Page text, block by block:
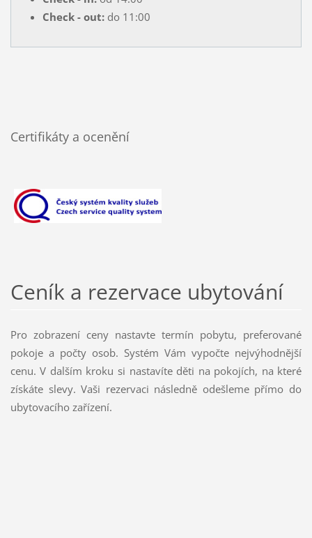
Check - out:do 11:00
Certifikáty a ocenění
Ceník a rezervace ubytování
Pro zobrazení ceny nastavte termín pobytu, preferované
pokoje a počty osob. Systém Vám vypočte nejvýhodnější
cenu. V dalším kroku si nastavíte děti na pokojích, na které
získáte slevy. Vaši rezervaci následně odešleme přímo do
ubytovacího zařízení.